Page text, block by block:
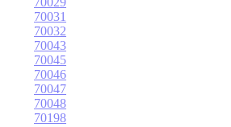
70031
70032
70043
70045
70046
70047
70048
70198